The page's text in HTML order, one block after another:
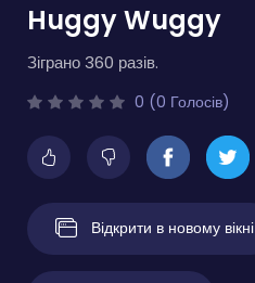
Huggy Wuggy
Зіграно 360 разів.
0 (0 Голосів)
Відкрити в новому вікні